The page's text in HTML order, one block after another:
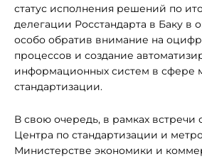
статус исполнения решений по
делегации Росстандарта в Баку в
особо обратив внимание на
процессов и создание
информационных систем в сфере
стандартизации.
В свою очередь, в рамках встречи
Центра по стандартизации и
Министерстве экономики и